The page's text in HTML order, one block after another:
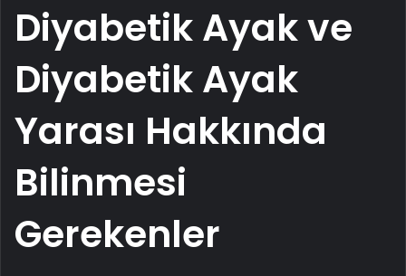
Diyabetik Ayak ve
Diyabetik Ayak
Yarası Hakkında
Bilinmesi
Gerekenler